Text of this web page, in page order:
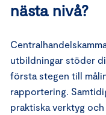
nästa nivå?
utbildningar stöder
första stegen till
rapportering.
praktiska verktyg